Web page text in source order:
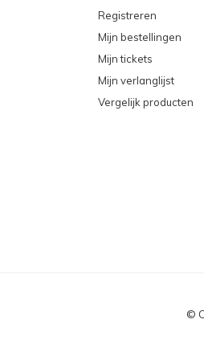
Registreren
Mijn bestellingen
Mijn tickets
Mijn verlanglijst
Vergelijk producten
©